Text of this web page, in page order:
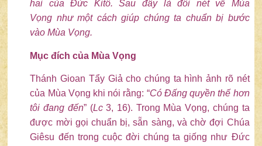
hai của Đức Kitô. Sau đây làđôi nét về Mùa
Vọng như một cách giúp chúng ta chuẩn bị bước
vàoMùa Vọng.
Mục đích của Mùa Vọng
Thánh Gioan Tẩy Giả cho chúng ta hình ảnh rõ nét
của Mùa Vọng khi nói rằng: “Có Đấng quyền thế hơn
tôi đang đến” (Lc3, 16). Trong Mùa Vọng, chúng ta
được mời gọi chuẩn bị, sẵn sàng, và chờ đợi Chúa
Giêsu đến trong cuộc đời chúng ta giống như Đức